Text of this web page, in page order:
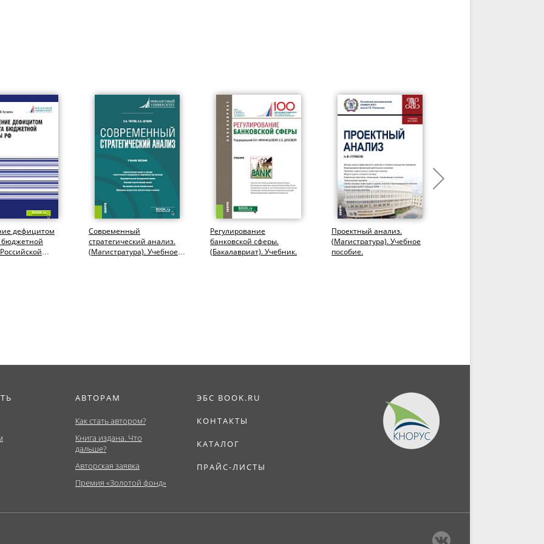
дефицитом
Современный
стратегический анализ.
(Магистратура). Учебное
Регулирование
банковской сферы.
(Бакалавриат). Учебник.
Проектный анализ.
(Магистратура). Учебное
пособие.
АВТОРАМ
Как стать автором?
Книга издана. Что
дальше?
Авторская заявка
Премия «Золотой фонд»
ЭБС BOOK.RU
КОНТАКТЫ
КАТАЛОГ
ПРАЙС-ЛИСТЫ